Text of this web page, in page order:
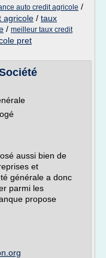
auto credit agricole /
agricole / taux
/ meilleur taux credit
pret
aussi bien de
et
générale a donc
parmi les
propose